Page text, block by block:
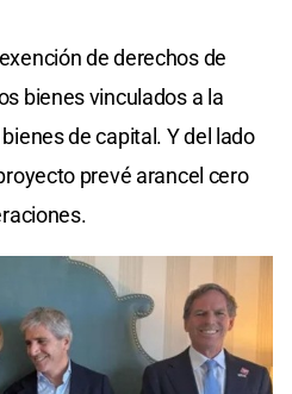
de derechos de
bienes vinculados a la
de capital. Y del lado
prevé arancel cero